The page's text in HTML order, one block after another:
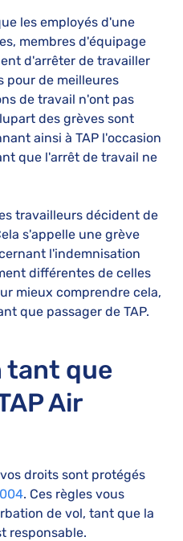
les employés d'une
membres d'équipage
d'arrêter de travailler
pour de meilleures
de travail n'ont pas
des grèves sont
ainsi à TAP l'occasion
que l'arrêt de travail ne
travailleurs décident de
s'appelle une grève
l'indemnisation
différentes de celles
mieux comprendre cela,
que passager de TAP.
tant que
Air
droits sont protégés
. Ces règles vous
de vol, tant que la
responsable.